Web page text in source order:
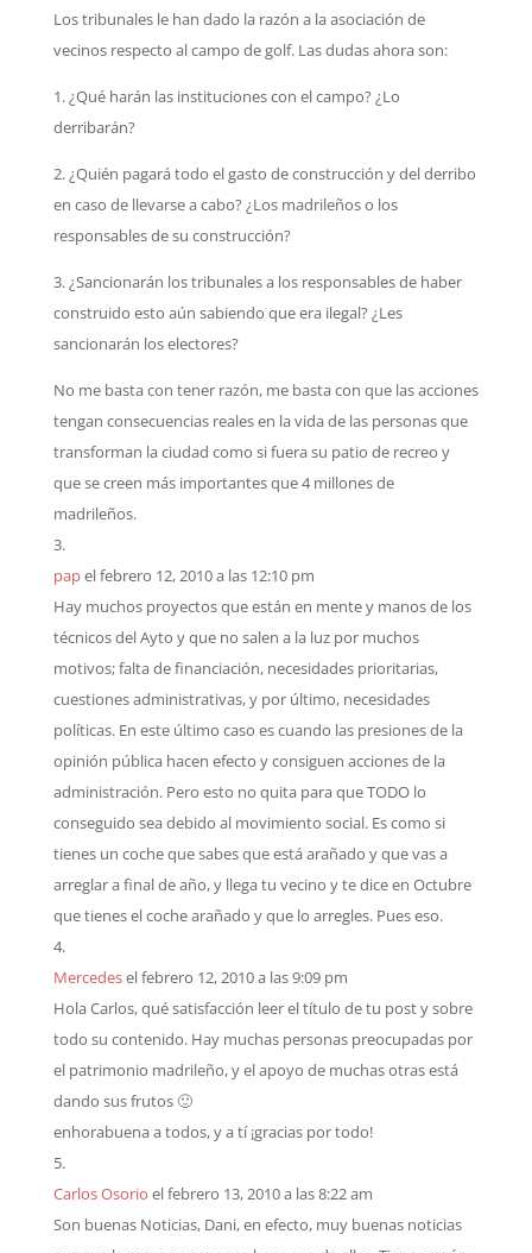
Los tribunales le han dado la razón a la asociación de
vecinos respecto al campo de golf. Las dudas ahora son:
1. ¿Qué harán las instituciones con el campo? ¿Lo
derribarán?
2. ¿Quién pagará todo el gasto de construcción y del derribo
en caso de llevarse a cabo? ¿Los madrileños o los
responsables de su construcción?
3. ¿Sancionarán los tribunales a los responsables de haber
construido esto aún sabiendo que era ilegal? ¿Les
sancionarán los electores?
No me basta con tener razón, me basta con que las acciones
tengan consecuencias reales en la vida de las personas que
transforman la ciudad como si fuera su patio de recreo y
que se creen más importantes que 4 millones de
madrileños.
papel febrero 12, 2010 a las 12:10 pm
Hay muchos proyectos que están en mente y manos de los
técnicos del Ayto y que no salen a la luz por muchos
motivos; falta de financiación, necesidades prioritarias,
cuestiones administrativas, y por último, necesidades
políticas. En este último caso es cuando las presiones de la
opinión pública hacen efecto y consiguen acciones de la
administración. Pero esto no quita para que TODO lo
conseguido sea debido al movimiento social. Es como si
tienes un coche que sabes que está arañado y que vas a
arreglar a final de año, y llega tu vecino y te dice en Octubre
que tienes el coche arañado y que lo arregles. Pues eso.
Mercedesel febrero 12, 2010 a las 9:09 pm
Hola Carlos, qué satisfacción leer el título de tu post y sobre
todo su contenido. Hay muchas personas preocupadas por
el patrimonio madrileño, y el apoyo de muchas otras está
dando sus frutos 🙂
enhorabuena a todos, y a tí ¡gracias por todo!
Carlos Osorio el febrero 13, 2010 a las 8:22 am
Son buenas Noticias, Dani, en efecto, muy buenas noticias